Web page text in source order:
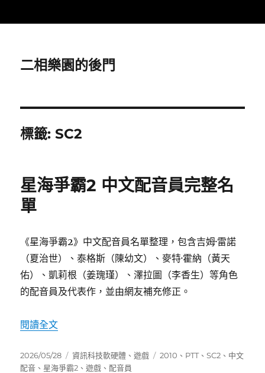
二相樂園的後門
標籤:SC2
星海爭霸2 中文配音員完整名
單
《星海爭霸2》中文配音員名單整理，包含吉姆·雷諾
（夏治世）、泰格斯（陳幼文）、麥特·霍納（黃天
佑）、凱莉根（姜瑰瑾）、澤拉圖（李香生）等角色
的配音員及代表作，並由網友補充修正。
閱讀全文〈星海爭霸2 中文配音員完整名單〉
發
佈
2026/05/28
分
類
資訊科技軟硬體 、遊戲
標
2010 、 PTT、SC2 、 中文
配音 、 星海爭霸2 、遊戲 、配音員